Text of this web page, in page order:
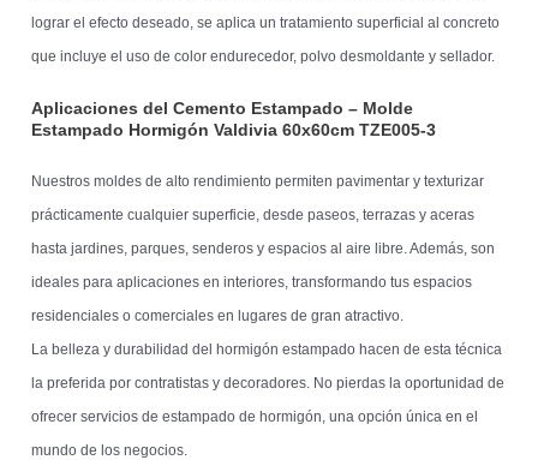
lograr el efecto deseado, se aplica un tratamiento superficial al concreto
que incluye el uso de color endurecedor, polvo desmoldante y sellador.
Aplicaciones del Cemento Estampado – Molde
Estampado Hormigón Valdivia 60x60cm TZE005-3
Nuestros moldes de alto rendimiento permiten pavimentar y texturizar
prácticamente cualquier superficie, desde paseos, terrazas y aceras
hasta jardines, parques, senderos y espacios al aire libre. Además, son
ideales para aplicaciones en interiores, transformando tus espacios
residenciales o comerciales en lugares de gran atractivo.
La belleza y durabilidad del hormigón estampado hacen de esta técnica
la preferida por contratistas y decoradores. No pierdas la oportunidad de
ofrecer servicios de estampado de hormigón, una opción única en el
mundo de los negocios.